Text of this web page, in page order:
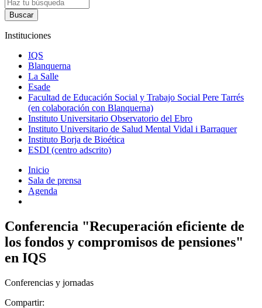
Instituciones
IQS
Blanquerna
La Salle
Esade
Facultad de Educación Social y Trabajo Social Pere Tarrés
(en colaboración con Blanquerna)
Instituto Universitario Observatorio del Ebro
Instituto Universitario de Salud Mental Vidal i Barraquer
Instituto Borja de Bioética
ESDI (centro adscrito)
Inicio
Sala de prensa
Agenda
Conferencia "Recuperación eficiente de
los fondos y compromisos de pensiones"
en IQS
Conferencias y jornadas
Compartir: